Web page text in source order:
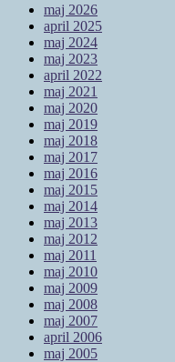
maj 2026
april 2025
maj 2024
maj 2023
april 2022
maj 2021
maj 2020
maj 2019
maj 2018
maj 2017
maj 2016
maj 2015
maj 2014
maj 2013
maj 2012
maj 2011
maj 2010
maj 2009
maj 2008
maj 2007
april 2006
maj 2005